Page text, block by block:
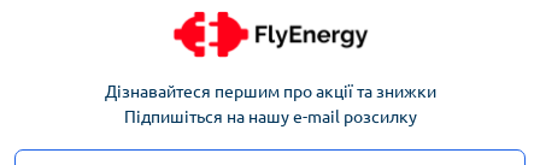
Дізнавайтеся першим про акції та знижки
Підпишіться на нашу e-mail розсилку